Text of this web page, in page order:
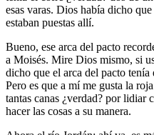
esas varas. Dios había dicho
estaban puestas allí.
Bueno, ese arca del pacto
a Moisés. Mire Dios mismo, si
dicho que el arca del pacto
Pero es que a mí me gusta la
tantas canas ¿verdad? por lidiar
hacer las cosas a su manera.